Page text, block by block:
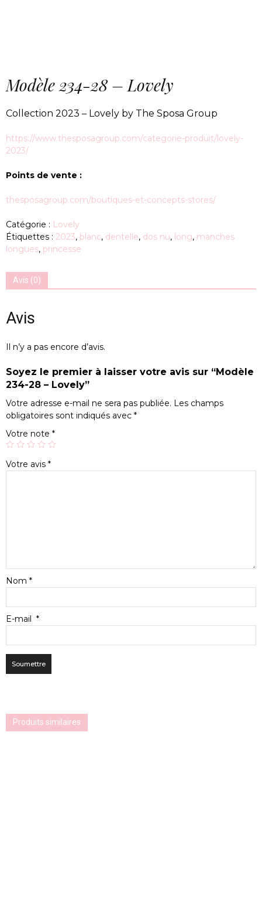
Modèle 234-28 – Lovely
Collection 2023 – Lovely by The Sposa Group
https://www.thesposagroup.com/categorie-produit/lovely-
2023/
Points de vente :
thesposagroup.com/boutiques-et-concepts-stores/
Catégorie : Lovely
Étiquettes : 2023, blanc, dentelle, dos nu, long, manches
longues, princesse
Avis (0)
Avis
Il n’y a pas encore d’avis.
Soyez le premier à laisser votre avis sur “Modèle
234-28 – Lovely”
Votre adresse e-mail ne sera pas publiée. Les champs
obligatoires sont indiqués avec *
Votre note *
Votre avis *
Nom *
E-mail *
Produits similaires